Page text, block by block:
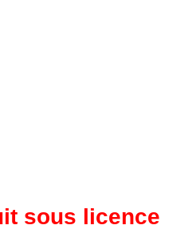
sous licence